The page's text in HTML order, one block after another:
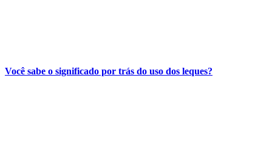
Você sabe o significado por trás do uso dos leques?